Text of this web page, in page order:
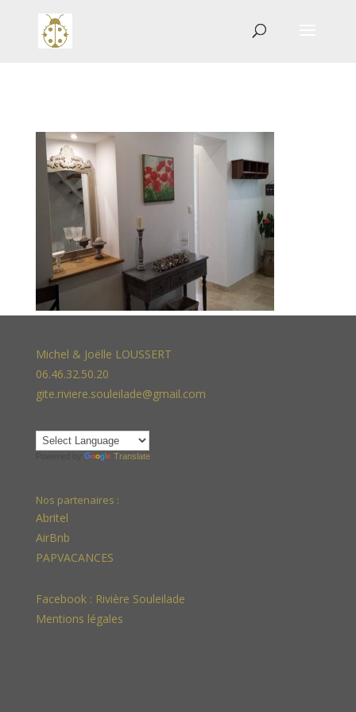
Michel & Joëlle LOUSSERT
06.46.32.50.20
gite.riviere.souleilade@gmail.com
Translate
Nos partenaires :
Abritel
AirBnb
PAPVACANCES
Facebook : Rivière Souleilade
Mentions légales